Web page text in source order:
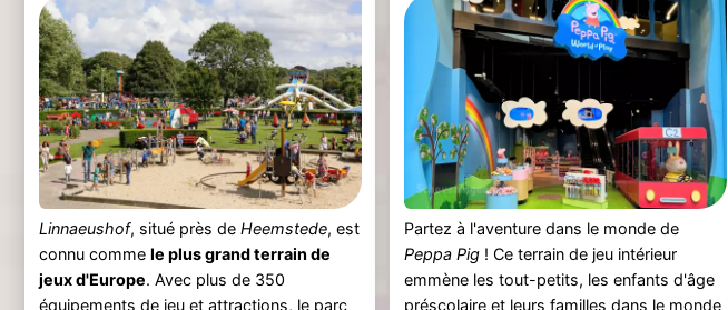
Linnaeushof, situé près de Heemstede, est
connu comme le plus grand terrain de
jeux d'Europe. Avec plus de 350
équipements de jeu et attractions, le parc
Partez à l'aventure dans le monde de
Peppa Pig! Ce terrain de jeu intérieur
emmène les tout-petits, les enfants d'âge
préscolaire et leurs familles dans le monde